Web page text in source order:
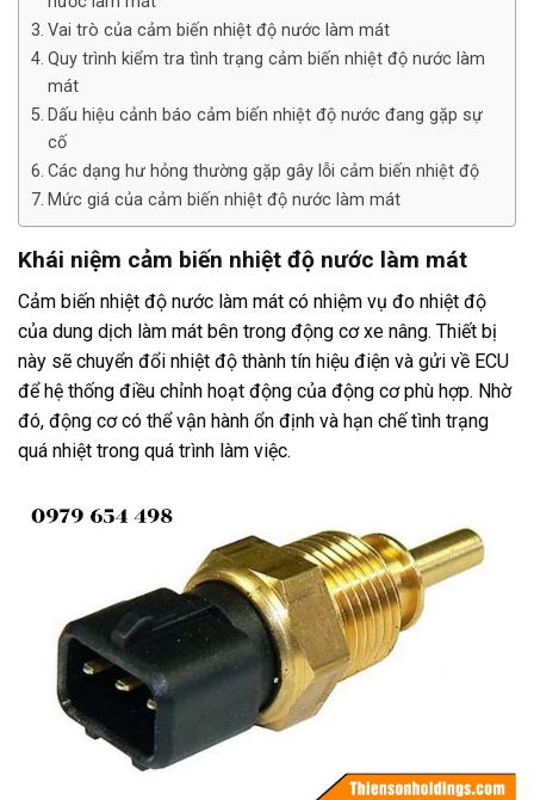
Vai trò của cảm biến nhiệt độ nước làm mát
Quy trình kiểm tra tình trạng cảm biến nhiệt độ nước làm
mát
Dấu hiệu cảnh báo cảm biến nhiệt độ nước đang gặp sự
cố
Các dạng hư hỏng thường gặp gây lỗi cảm biến nhiệt độ
Mức giá của cảm biến nhiệt độ nước làm mát
Khái niệm cảm biến nhiệt độ nước làm mát
Cảm biến nhiệt độ nước làm mát có nhiệm vụ đo nhiệt độ
của dung dịch làm mát bên trong động cơ xe nâng. Thiết bị
này sẽ chuyển đổi nhiệt độ thành tín hiệu điện và gửi về ECU
để hệ thống điều chỉnh hoạt động của động cơ phù hợp. Nhờ
đó, động cơ có thể vận hành ổn định và hạn chế tình trạng
quá nhiệt trong quá trình làm việc.